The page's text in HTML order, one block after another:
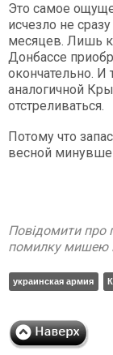
Это самое
исчезло не
месяцев. Лишь к
Донбассе
окончательно. И
аналогичной
отстреливаться.
Потому что
весной
Повідомити про
помилку мишею і
украинская армия